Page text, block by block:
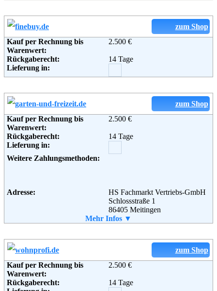
Lieferung in:
zum Shop
Kauf per Rechnung bis
Warenwert:
2.500 €
Rückgaberecht:
14 Tage
Lieferung in:
zum Shop
Kauf per Rechnung bis
Warenwert:
2.500 €
Rückgaberecht:
14 Tage
Lieferung in:
Weitere Zahlungsmethoden:
Adresse:
HS Fachmarkt Vertriebs-GmbH
Schlossstraße 1
86405 Meitingen
08271/426209-0
Informationen:
Mehr Infos ▼
zum Shop
Kauf per Rechnung bis
Warenwert:
2.500 €
Rückgaberecht:
14 Tage